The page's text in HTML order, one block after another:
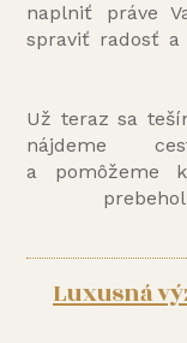
naplniť práve
spraviť radosť
Už teraz sa
nájdeme
a pomôžeme
Luxusná